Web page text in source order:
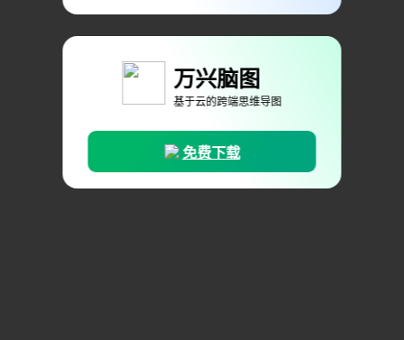
万兴脑图
基于云的跨端思维导图
免费下载